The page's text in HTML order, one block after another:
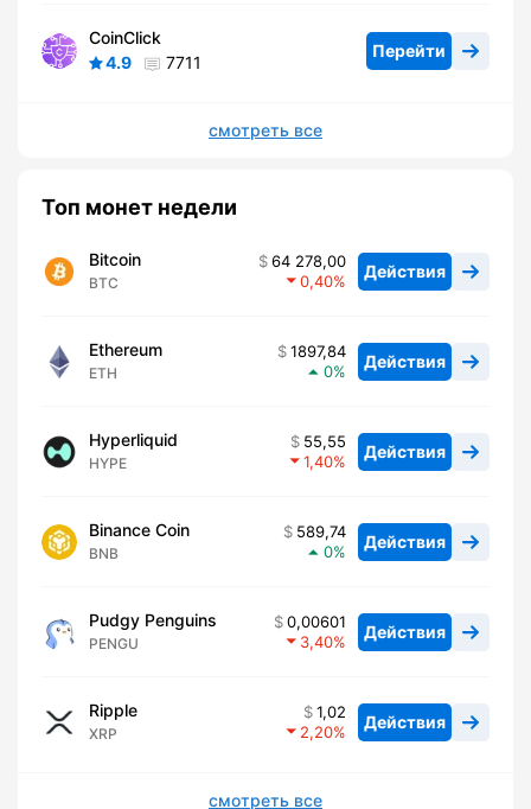
CoinClick
4.9
7711
Перейти
смотреть все
Топ монет недели
Bitcoin
BTC
64 278,00
0,40
Действия
Ethereum
ETH
1897,84
0
Действия
Hyperliquid
HYPE
55,55
1,40
Действия
Binance Coin
BNB
589,74
0
Действия
Pudgy Penguins
PENGU
0,00601
3,40
Действия
Ripple
XRP
1,02
2,20
Действия
смотреть все